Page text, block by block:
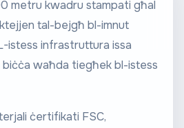
metru kwadru stampati għal
tal-bejgħ bl-imnut
istess infrastruttura issa
waħda tiegħek bl-istess
ċertifikati FSC,